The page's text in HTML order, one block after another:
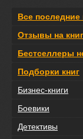
Все последние
Отзывы на
Бестселлеры
Подборки книг
Бизнес-книги
Боевики
Детективы